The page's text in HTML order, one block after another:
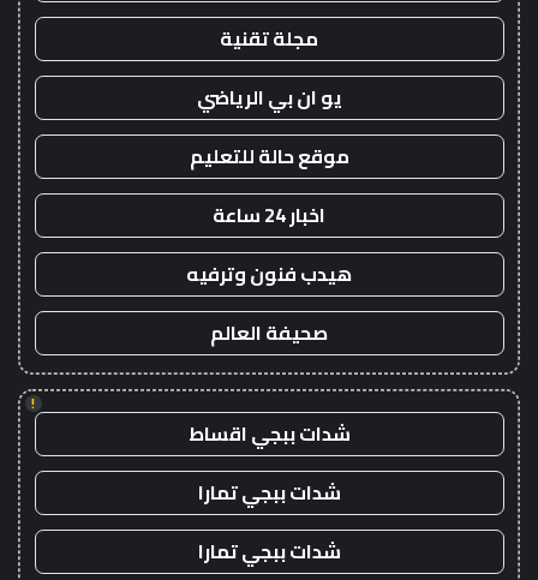
مجلة تقنية
يو ان بي الرياضي
موقع حالة للتعليم
اخبار 24 ساعة
هيدب فنون وترفيه
صحيفة العالم
!
شدات ببجي اقساط
شدات ببجي تمارا
شدات ببجي تمارا